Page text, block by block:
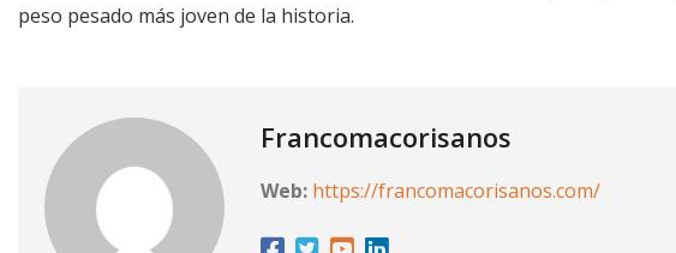
peso pesado más joven de la historia.
Francomacorisanos
Web: https://francomacorisanos.com/